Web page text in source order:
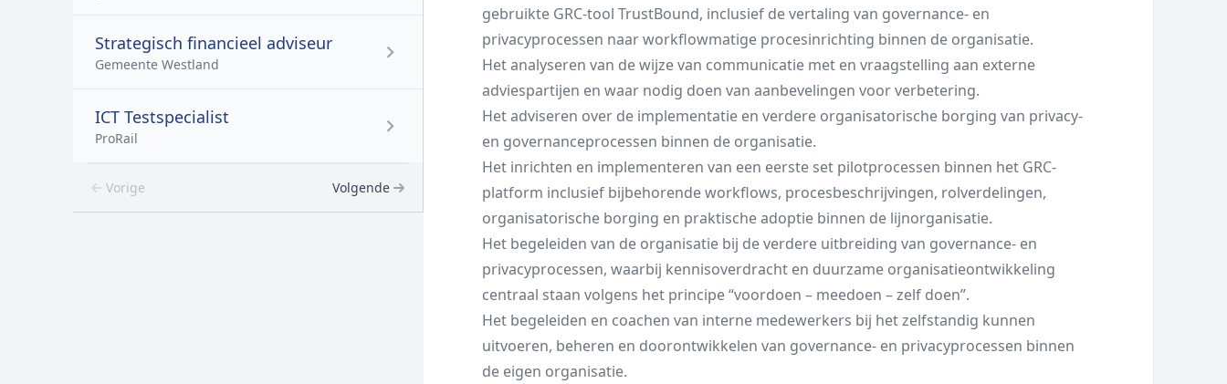
Strategisch financieel adviseur
Gemeente Westland
ICT Testspecialist
ProRail
Vorige Volgende
gebruikte GRC-tool TrustBound, inclusief de vertaling van governance- en
privacyprocessen naar workflowmatige procesinrichting binnen de organisatie.
Het analyseren van de wijze van communicatie met en vraagstelling aan externe
adviespartijen en waar nodig doen van aanbevelingen voor verbetering.
Het adviseren over de implementatie en verdere organisatorische borging van privacy-
en governanceprocessen binnen de organisatie.
Het inrichten en implementeren van een eerste set pilotprocessen binnen het GRC-
platform inclusief bijbehorende workflows, procesbeschrijvingen, rolverdelingen,
organisatorische borging en praktische adoptie binnen de lijnorganisatie.
Het begeleiden van de organisatie bij de verdere uitbreiding van governance- en
privacyprocessen, waarbij kennisoverdracht en duurzame organisatieontwikkeling
centraal staan volgens het principe “voordoen – meedoen – zelf doen”.
Het begeleiden en coachen van interne medewerkers bij het zelfstandig kunnen
uitvoeren, beheren en doorontwikkelen van governance- en privacyprocessen binnen
de eigen organisatie.